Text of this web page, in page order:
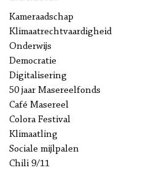
Kameraadschap
Klimaatrechtvaardigheid
Onderwijs
Democratie
Digitalisering
50 jaar Masereelfonds
Café Masereel
Colora Festival
Klimaatling
Sociale mijlpalen
Chili 9/11